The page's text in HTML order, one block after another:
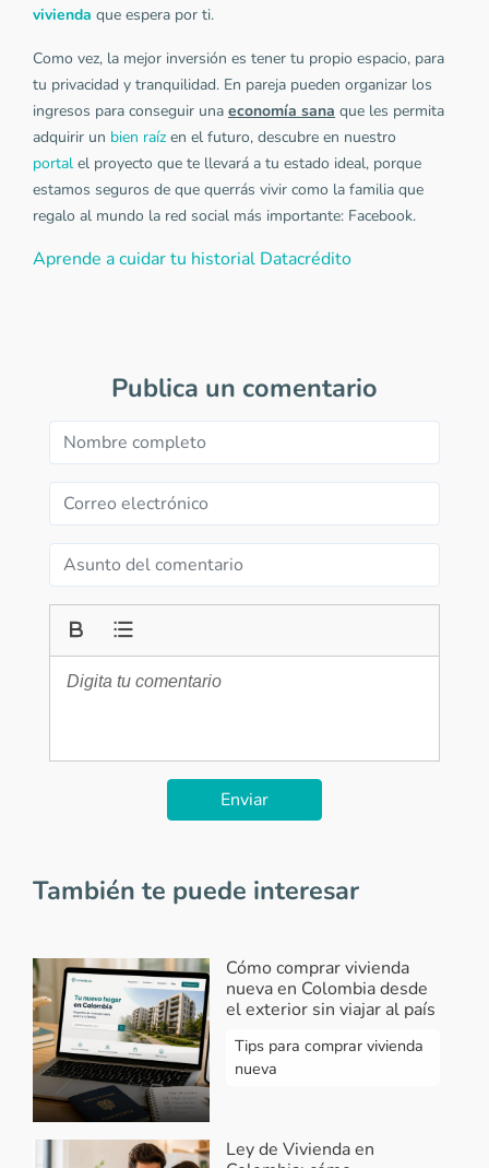
vivienda que espera por ti.
Como vez, la mejor inversión es tener tu propio espacio, para
tu privacidad y tranquilidad. En pareja pueden organizar los
ingresos para conseguir una economía sana que les permita
adquirir un bien raíz en el futuro, descubre en nuestro
portal el proyecto que te llevará a tu estado ideal, porque
estamos seguros de que querrás vivir como la familia que
regalo al mundo la red social más importante: Facebook.
Aprende a cuidar tu historial Datacrédito
Publica un comentario
Enviar
También te puede interesar
Cómo comprar vivienda
nueva en Colombia desde
el exterior sin viajar al país
Tips para comprar vivienda
nueva
Ley de Vivienda en